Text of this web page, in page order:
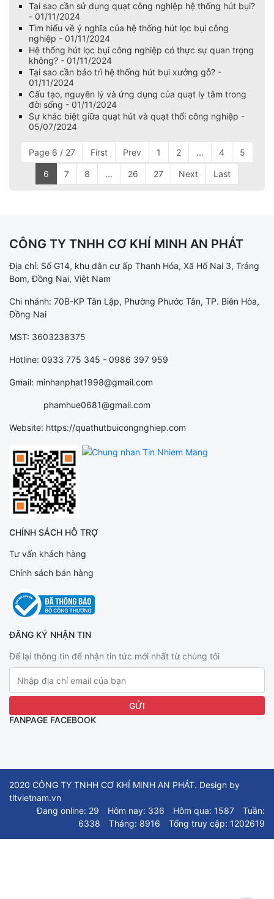
Tại sao cần sử dụng quạt công nghiệp hệ thống hút bụi?
- 01/11/2024
Tìm hiểu về ý nghĩa của hệ thống hút lọc bụi công
nghiệp - 01/11/2024
Hệ thống hút lọc bụi công nghiệp có thực sự quan trọng
không? - 01/11/2024
Tại sao cần bảo trì hệ thống hút bụi xưởng gỗ? -
01/11/2024
Cấu tạo, nguyên lý và ứng dụng của quạt ly tâm trong
đời sống - 01/11/2024
Sự khác biệt giữa quạt hút và quạt thổi công nghiệp -
05/07/2024
Page 6 / 27 First Prev 1 2 ... 4 5
6 7 8 ... 26 27 Next Last
CÔNG TY TNHH CƠ KHÍ MINH AN PHÁT
Địa chỉ: Số G14, khu dân cư ấp Thanh Hóa, Xã Hố Nai 3, Trảng
Bom, Đồng Nai, Việt Nam
Chi nhánh: 70B-KP Tân Lập, Phường Phước Tân, TP. Biên Hòa,
Đồng Nai
MST: 3603238375
Hotline: 0933 775 345 - 0986 397 959
Gmail: minhanphat1998@gmail.com
phamhue0681@gmail.com
Website: https://quathutbuicongnghiep.com
CHÍNH SÁCH HỖ TRỢ
Tư vấn khách hàng
Chính sách bán hàng
ĐĂNG KÝ NHẬN TIN
Để lại thông tin để nhận tin tức mới nhất từ chúng tôi
FANPAGE FACEBOOK
2020 CÔNG TY TNHH CƠ KHÍ MINH AN PHÁT. Design by
tltvietnam.vn
Đang online: 29
Hôm nay: 336 Hôm qua: 1587
Tuần:
6338
Tháng: 8916 Tổng truy cập: 1202619